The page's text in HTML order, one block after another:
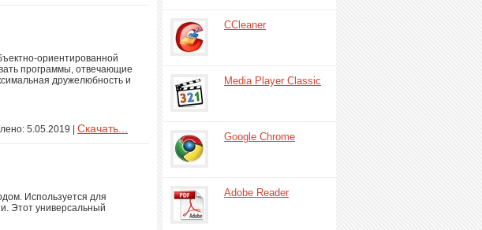
ориентированной
программы, отвечающие
дружелюбность и
5.05.2019 | Скачать...
Используется для
Этот универсальный
CCleaner
Media Player Classic
Google Chrome
Adobe Reader